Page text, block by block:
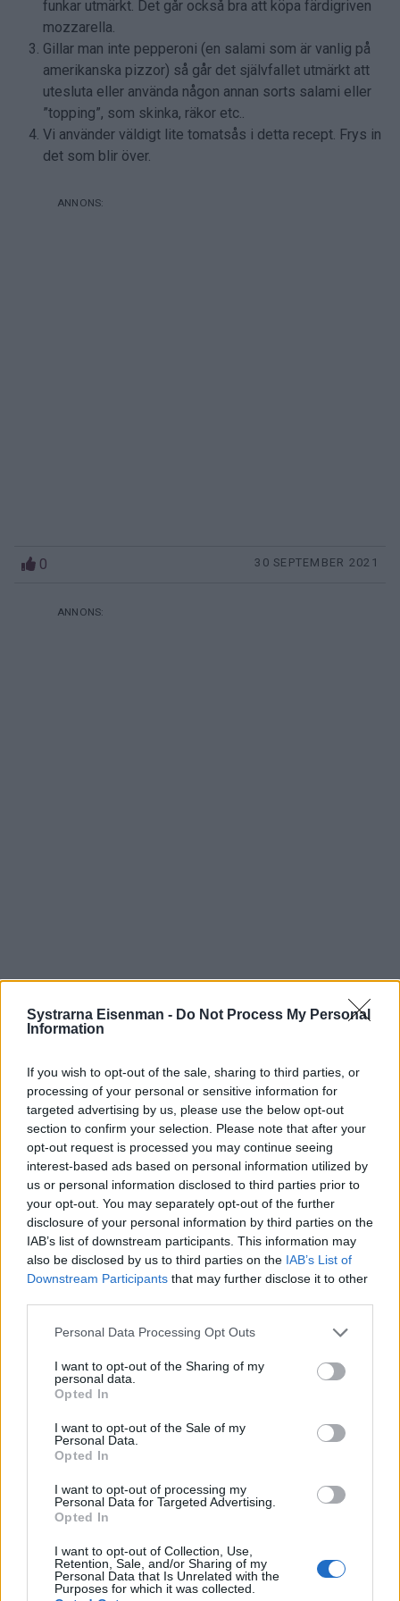
Systrarna Eisenman - Do Not Process My Personal
Information
If you wish to opt-out of the sale, sharing to third parties, or
processing of your personal or sensitive information for
targeted advertising by us, please use the below opt-out
section to confirm your selection. Please note that after your
opt-out request is processed you may continue seeing
interest-based ads based on personal information utilized by
us or personal information disclosed to third parties prior to
your opt-out. You may separately opt-out of the further
disclosure of your personal information by third parties on the
IAB’s list of downstream participants. This information may
also be disclosed by us to third parties on the IAB’s List of
Downstream Participants that may further disclose it to other
Personal Data Processing Opt Outs
I want to opt-out of the Sharing of my
personal data.
Opted In
I want to opt-out of the Sale of my
Personal Data.
Opted In
I want to opt-out of processing my
Personal Data for Targeted Advertising.
Opted In
I want to opt-out of Collection, Use,
Retention, Sale, and/or Sharing of my
Personal Data that Is Unrelated with the
Purposes for which it was collected.
funkar utmärkt. Det går också bra att köpa färdigriven
mozzarella.
Gillar man inte pepperoni (en salami som är vanlig på
amerikanska pizzor) så går det självfallet utmärkt att
utesluta eller använda någon annan sorts salami eller
”topping”, som skinka, räkor etc..
Vi använder väldigt lite tomatsås i detta recept. Frys in
det som blir över.
0 30 SEPTEMBER 2021
Prenumerera Logga in
COMMENTS